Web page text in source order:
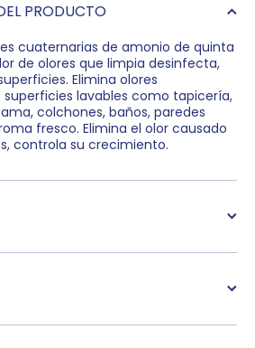
PRODUCTO
cuaternarias de amonio de quinta
de olores que limpia desinfecta,
Elimina olores
superficies lavables como tapicería,
colchones, baños, paredes
fresco. Elimina el olor causado
controla su crecimiento.